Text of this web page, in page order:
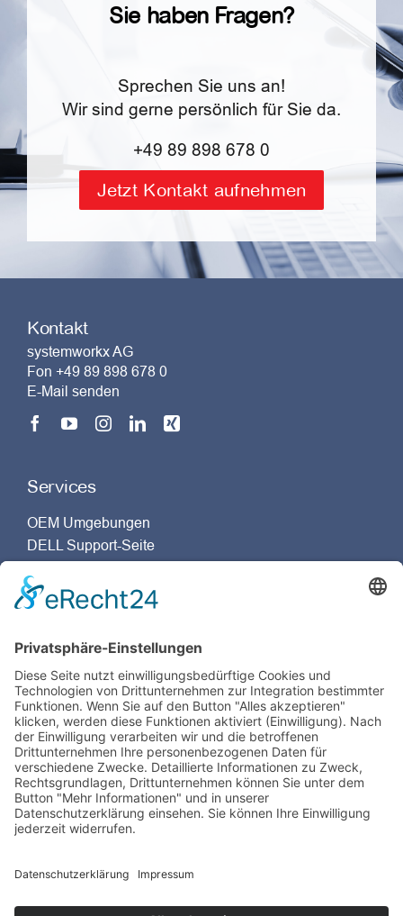
Sie haben Fragen?
Sprechen Sie uns an!
Wir sind gerne persönlich für Sie da.
+49 89 898 678 0
Jetzt Kontakt aufnehmen
Kontakt
systemworkx AG
Fon +49 89 898 678 0
E-Mail senden
Services
OEM Umgebungen
DELL Support-Seite
Zertifizierung
Unternehmensgruppe